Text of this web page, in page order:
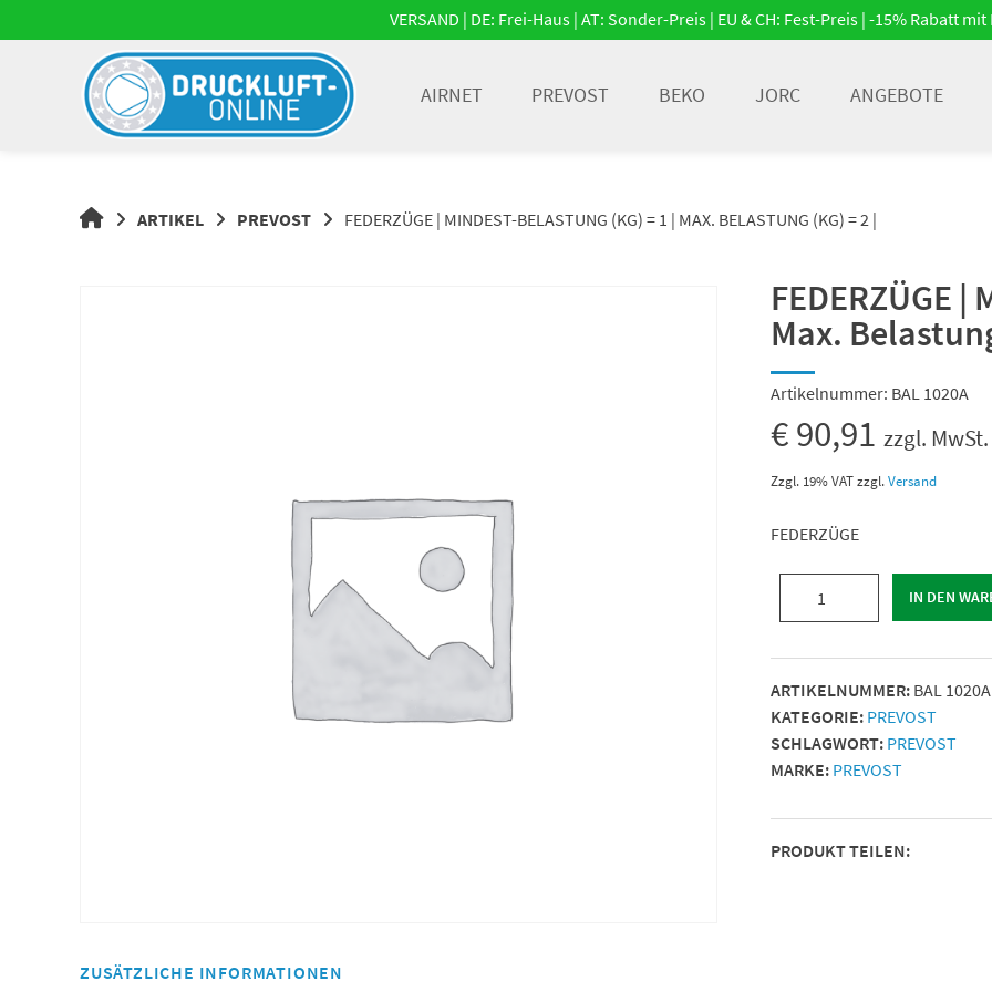
zum
VERSAND | DE: Frei-Haus | AT: Sonder-Preis | EU & CH: Fest-Preis | -15% Rabatt
AIRNET PREVOST BEKO JORC ANGEBOTE
DRUCKLUFT-
ARTIKEL PREVOST FEDERZÜGE | MINDEST-BELASTUNG (KG) = 1 | MAX. BELASTUNG (KG) = 2 |
FEDERZÜGE
Max.
Artikelnummer: BAL 1020A
€90,91 zzgl. MwSt.
Zzgl. 19% VATzzgl.Versand
FEDERZÜGE
Belastung
(kg)
=
1
|
Belastung
(kg)
IN DEN
ARTIKELNUMMER: BAL 1020A
KATEGORIE: PREVOST
SCHLAGWORT: PREVOST
MARKE: PREVOST
PRODUKT TEILEN:
ZUSÄTZLICHE INFORMATIONEN